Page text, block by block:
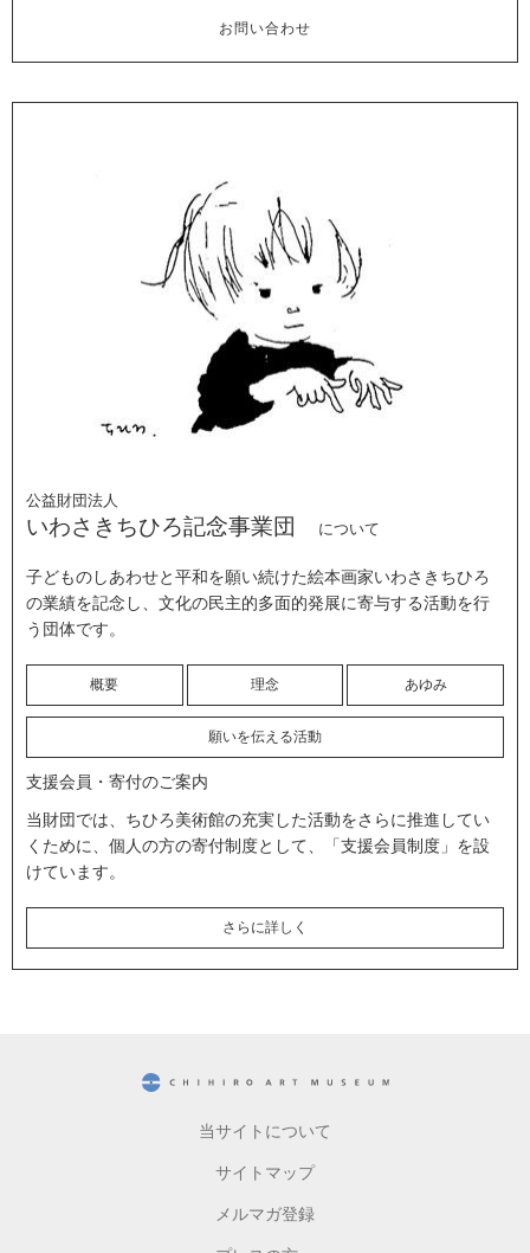
お問い合わせ
公益財団法人
いわさきちひろ記念事業団 について
子どものしあわせと平和を願い続けた絵本画家いわさきちひろ
の業績を記念し、文化の民主的多面的発展に寄与する活動を行
う団体です。
概要 理念 あゆみ
願いを伝える活動
支援会員・寄付のご案内
当財団では、ちひろ美術館の充実した活動をさらに推進してい
くために、個人の方の寄付制度として、「支援会員制度」を設
けています。
さらに詳しく
当サイトについて
サイトマップ
メルマガ登録